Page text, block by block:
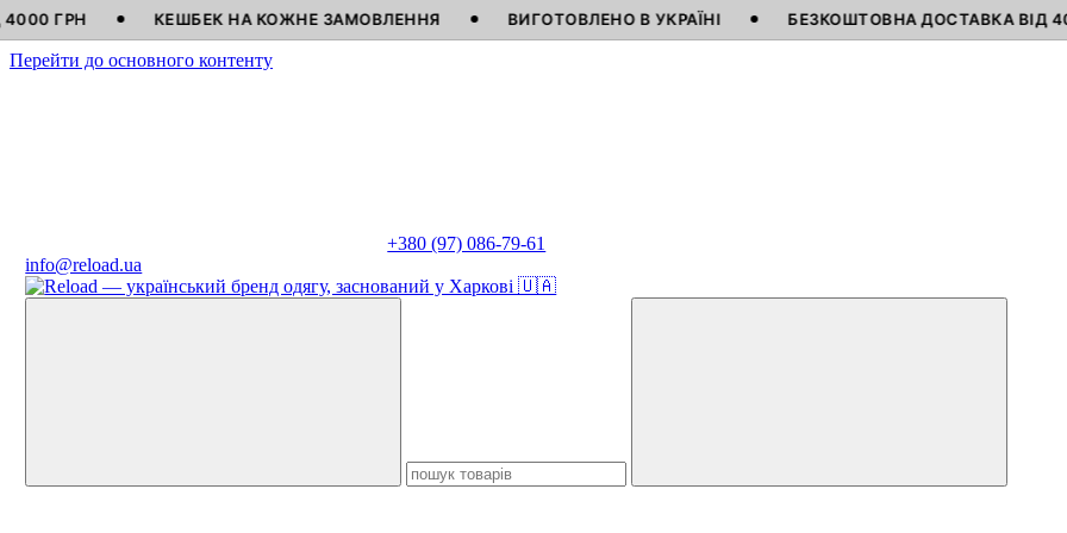
КЕШБЕК НА КОЖНЕ ЗАМОВЛЕННЯ ВИГОТОВЛЕНО В УКРАЇНІ БЕЗКОШТОВНА ДОСТАВКА ВІД 4000 ГРН
Перейти до основного контенту
+380 (97) 086-79-61
info@reload.ua